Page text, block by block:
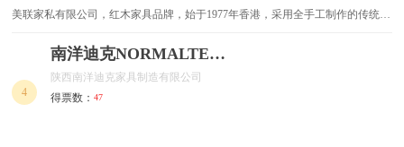
美联家私有限公司，红木家具品牌，始于1977年香港，采用全手工制作的传统工
4
南洋迪克NORMALTECK
陕西南洋迪克家具制造有限公司
得票数：47